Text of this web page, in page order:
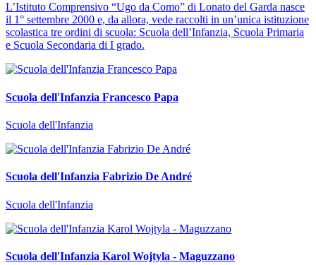
L’Istituto Comprensivo “Ugo da Como” di Lonato del Garda nasce
il 1° settembre 2000 e, da allora, vede raccolti in un’unica istituzione
scolastica tre ordini di scuola: Scuola dell’Infanzia, Scuola Primaria
e Scuola Secondaria di I grado.
Scuola dell'Infanzia Francesco Papa
Scuola dell'Infanzia
Scuola dell'Infanzia Fabrizio De André
Scuola dell'Infanzia
Scuola dell'Infanzia Karol Wojtyla - Maguzzano